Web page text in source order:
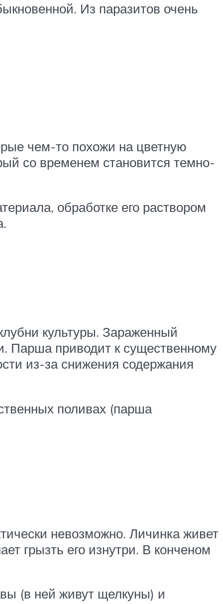
Из паразитов очень
чем-то похожи на цветную
со временем становится темно-
обработке его раствором
культуры. Зараженный
Парша приводит к существенному
из-за снижения содержания
поливах (парша
невозможно. Личинка живет
грызть его изнутри. В конченом
(в ней живут щелкуны) и